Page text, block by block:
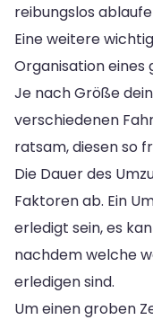
reibungslos
Eine weitere
Organisation
Je nach Größe
verschiedenen
ratsam, diesen so
Die Dauer des
Faktoren ab. Ein
erledigt sein, es
nachdem welche
erledigen sind.
Um einen groben